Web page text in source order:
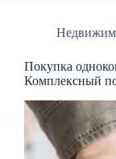
Покупка
Комплексный